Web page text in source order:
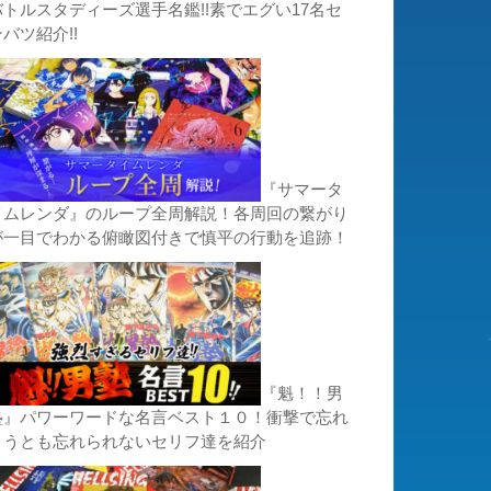
トルスタディーズ選手名鑑!!素でエグい17名セ
バツ紹介!!
『サマータ
ムレンダ』のループ全周解説！各周回の繋がり
一目でわかる俯瞰図付きで慎平の行動を追跡！
『魁！！男
』パワーワードな名言ベスト１０！衝撃で忘れ
うとも忘れられないセリフ達を紹介